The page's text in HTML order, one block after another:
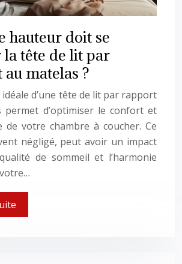
hauteur doit se
tête de lit par
matelas ?
d’une tête de lit par rapport
permet d’optimiser le confort et
de votre chambre à coucher. Ce
négligé, peut avoir un impact
de sommeil et l’harmonie